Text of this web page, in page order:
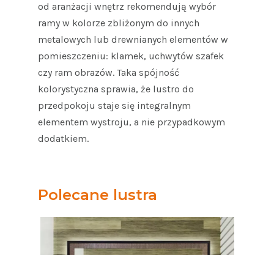
od aranżacji wnętrz rekomendują wybór
ramy w kolorze zbliżonym do innych
metalowych lub drewnianych elementów w
pomieszczeniu: klamek, uchwytów szafek
czy ram obrazów. Taka spójność
kolorystyczna sprawia, że lustro do
przedpokoju staje się integralnym
elementem wystroju, a nie przypadkowym
dodatkiem.
Polecane lustra